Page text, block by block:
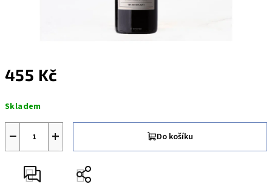
455 Kč
cena:
Skladem
+
− Do košíku